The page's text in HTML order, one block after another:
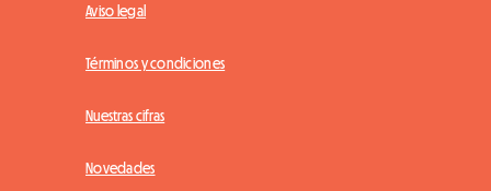
Aviso legal
Términos y condiciones
Nuestras cifras
Novedades